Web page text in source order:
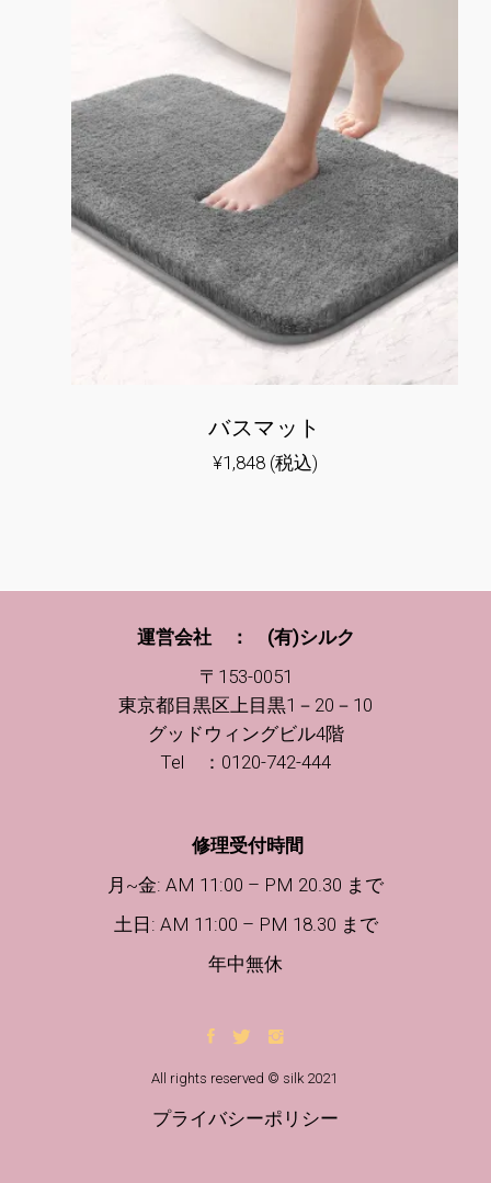
バスマット
¥1,848 (税込)
運営会社 ： (有)シルク
〒153-0051
東京都目黒区上目黒1－20－10
グッドウィングビル4階
Tel ：0120-742-444
修理受付時間
月~金: AM 11:00 – PM 20.30 まで
土日 : AM 11:00 – PM 18.30 まで
年中無休
All rights reserved © silk 2021
プライバシーポリシー